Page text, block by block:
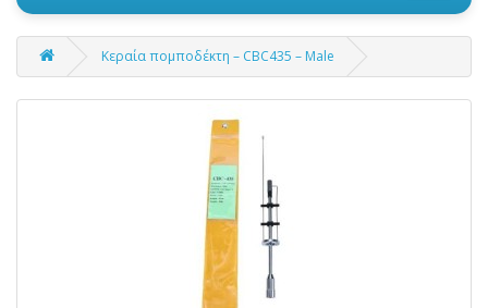
Κεραία πομποδέκτη – CBC435 – Male